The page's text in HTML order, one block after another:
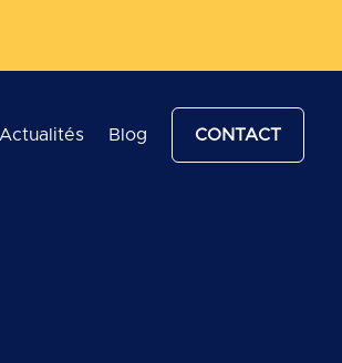
Actualités Blog CONTACT